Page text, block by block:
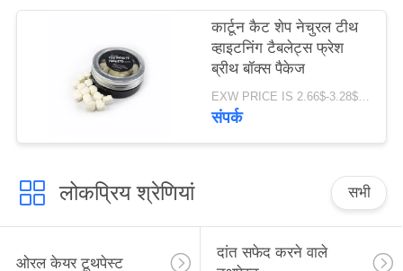
कार्टून कैट शेप नेचुरल टीथ
व्हाइटनिंग टैबलेट्स फ्रेश
ब्रीथ बॉक्स पैकेज
EXW PRICE IS 2.66$-3.28$/BOTTLE MOQ:60 पीसी * 100 बॉक्स
संपर्क
लोकप्रिय श्रेणियां सभी
ओरल केयर टूथपेस्ट
दांत सफेद करने वाले